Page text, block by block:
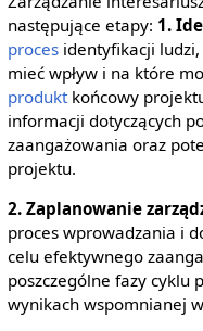
następujące etapy: 1.
procesidentyfikacji ludzi,
mieć wpływ i na które
produktkońcowy
informacji dotyczących
zaangażowania oraz
projektu.
2. Zaplanowanie
proces wprowadzania i
celu efektywnego
poszczególne fazy cyklu
wynikach wspomnianej